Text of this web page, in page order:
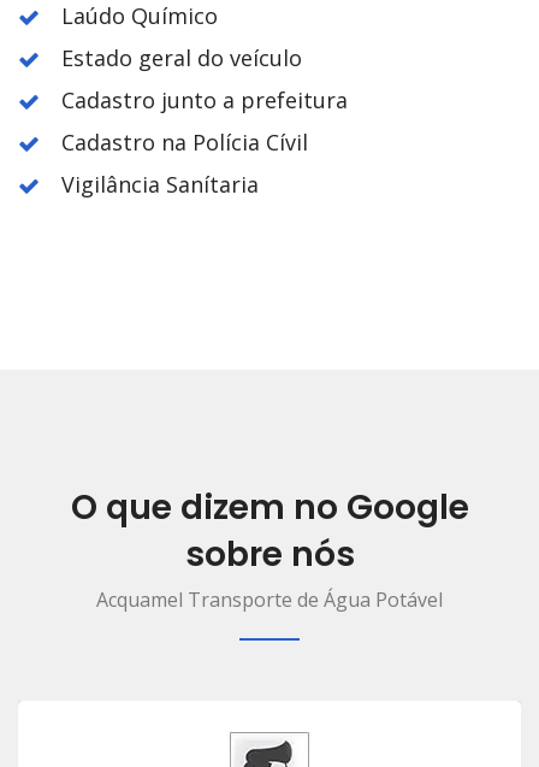
Laúdo Químico
Estado geral do veículo
Cadastro junto a prefeitura
Cadastro na Polícia Cívil
Vigilância Sanítaria
O que dizem no Google
sobre nós
Acquamel Transporte de Água Potável